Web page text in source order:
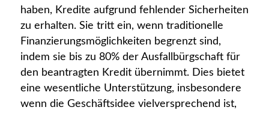
haben, Kredite aufgrund fehlender Sicherheiten
zu erhalten. Sie tritt ein, wenn traditionelle
Finanzierungsmöglichkeiten begrenzt sind,
indem sie bis zu 80% der Ausfallbürgschaft für
den beantragten Kredit übernimmt. Dies bietet
eine wesentliche Unterstützung, insbesondere
wenn die Geschäftsidee vielversprechend ist,